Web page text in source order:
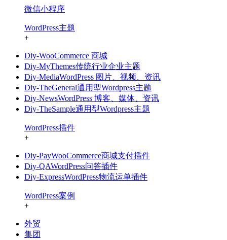
微信小程序
WordPress主题
+
Diy-WooCommerce 商城
Diy-MyThemes传统行业企业主题
Diy-MediaWordPress 图片、视频、资讯
Diy-TheGeneral通用型Wordpress主题
Diy-NewsWordPress 博客、媒体、资讯
Diy-TheSample通用型Wordpress主题
WordPress插件
+
Diy-PayWooCommerce商城支付插件
Diy-QAWordPress问答插件
Diy-ExpressWordPress物流运单插件
WordPress案例
+
外贸
集团